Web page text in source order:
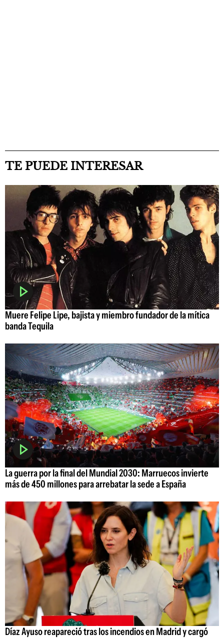
TE PUEDE INTERESAR
Muere Felipe Lipe, bajista y miembro fundador de la mítica
banda Tequila
La guerra por la final del Mundial 2030: Marruecos invierte
más de 450 millones para arrebatar la sede a España
Díaz Ayuso reapareció tras los incendios en Madrid y cargó